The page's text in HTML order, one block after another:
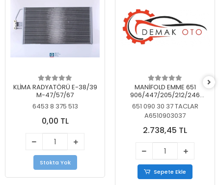
KLİMA RADYATÖRÜ E-38/39
M-47/57/67
6453 8 375 513
0,00 TL
Stokta Yok
MANİFOLD EMME 651
906/447/205/212/246
KELEBEKSİZ
651 090 30 37 TACLAR
A6510903037
2.738,45 TL
Sepete Ekle